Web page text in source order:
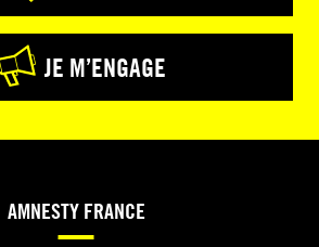
JE M’ENGAGE
AMNESTY FRANCE